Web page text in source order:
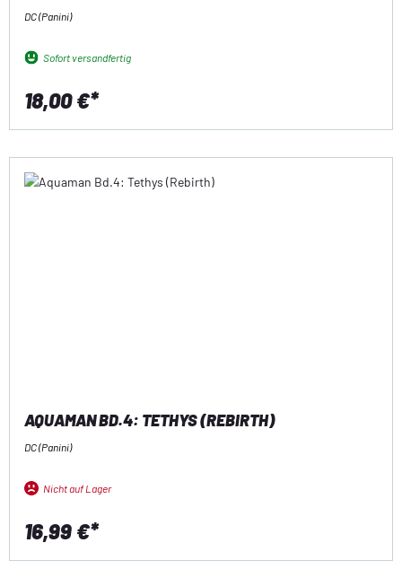
DC (Panini)
Sofort versandfertig
18,00 €*
AQUAMAN BD.4: TETHYS (REBIRTH)
DC (Panini)
Nicht auf Lager
16,99 €*